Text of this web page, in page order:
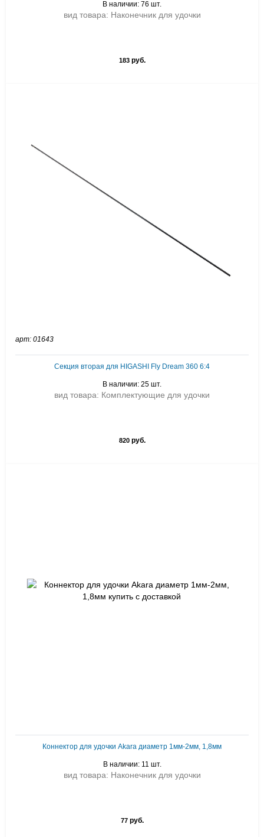
В наличии: 76 шт.
вид товара: Наконечник для удочки
183руб.
арт: 01643
Секция вторая для HIGASHI Fly Dream 360 6:4
В наличии: 25 шт.
вид товара: Комплектующие для удочки
820руб.
Коннектор для удочки Akara диаметр 1мм-2мм, 1,8мм
В наличии: 11 шт.
вид товара: Наконечник для удочки
77руб.